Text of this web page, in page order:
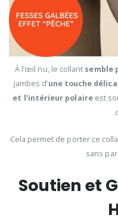
À l’œil nu, le collant semble
jambes d’une touche
et l’intérieur polaireest
Cela permet de porter ce
sans
Soutien et